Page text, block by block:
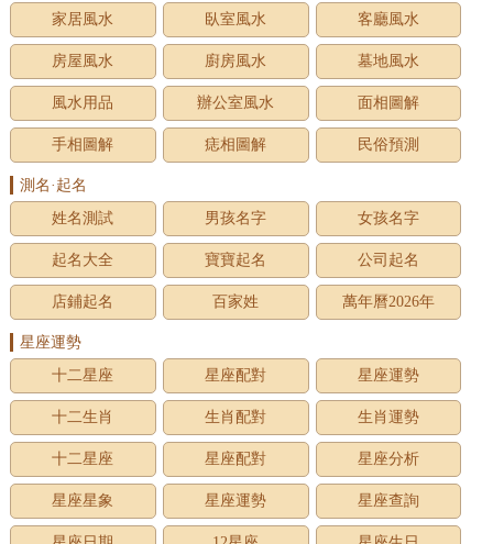
家居風水
臥室風水 客廳風水
房屋風水 廚房風水 墓地風水
風水用品 辦公室風水 面相圖解
手相圖解 痣相圖解 民俗預測
測名·起名
姓名測試
男孩名字 女孩名字
起名大全 寶寶起名 公司起名
店鋪起名 百家姓 萬年曆2026年
星座運勢
十二星座
星座配對 星座運勢
十二生肖 生肖配對 生肖運勢
十二星座 星座配對 星座分析
星座星象 星座運勢 星座查詢